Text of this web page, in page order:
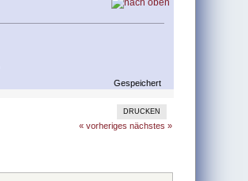
Gespeichert
DRUCKEN
« vorheriges nächstes »